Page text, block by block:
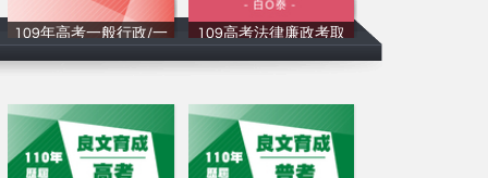
109年高考一般行政/一
讀家補習班
109高考法律廉政考取
讀家補習班